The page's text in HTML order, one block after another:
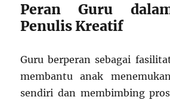
Peran Guru
Penulis Kreatif
Guru berperan sebagai
membantu anak
sendiri dan membimbing